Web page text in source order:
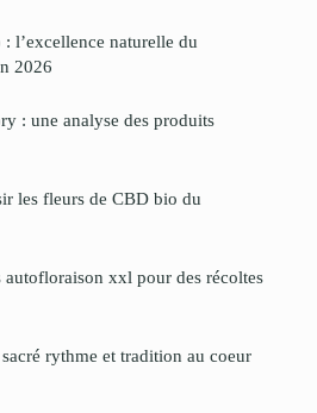
l’excellence naturelle du
2026
: une analyse des produits
les fleurs de CBD bio du
autofloraison xxl pour des récoltes
rythme et tradition au coeur